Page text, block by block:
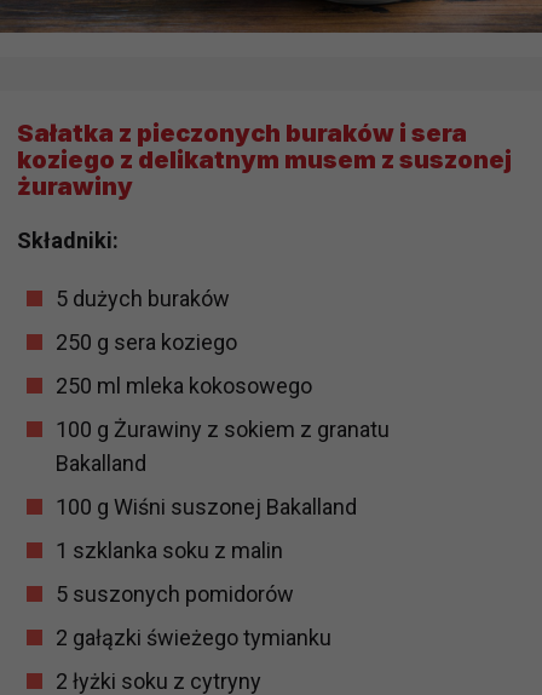
Sałatka z pieczonych buraków i sera
koziego z delikatnym musem z suszonej
żurawiny
Składniki:
5 dużych buraków
250 g sera koziego
250 ml mleka kokosowego
100 g Żurawiny z sokiem z granatu
Bakalland
100 g Wiśni suszonej Bakalland
1 szklanka soku z malin
5 suszonych pomidorów
2 gałązki świeżego tymianku
2 łyżki soku z cytryny